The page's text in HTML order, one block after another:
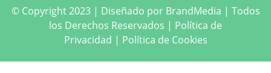
© Copyright 2023 | Diseñado por BrandMedia | Todos
los Derechos Reservados | Política de
Privacidad | Política de Cookies